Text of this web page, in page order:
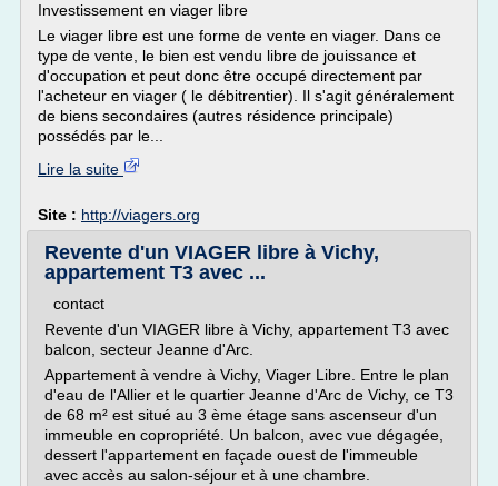
Investissement en viager libre
Le viager libre est une forme de vente en viager. Dans ce
type de vente, le bien est vendu libre de jouissance et
d'occupation et peut donc être occupé directement par
l'acheteur en viager ( le débitrentier). Il s'agit généralement
de biens secondaires (autres résidence principale)
possédés par le...
Lire la suite
Site : http://viagers.org
Revente d'un VIAGER libre à Vichy,
appartement T3 avec ...
contact
Revente d'un VIAGER libre à Vichy, appartement T3 avec
balcon, secteur Jeanne d'Arc.
Appartement à vendre à Vichy, Viager Libre. Entre le plan
d'eau de l'Allier et le quartier Jeanne d'Arc de Vichy, ce T3
de 68 m² est situé au 3 ème étage sans ascenseur d'un
immeuble en copropriété. Un balcon, avec vue dégagée,
dessert l'appartement en façade ouest de l'immeuble
avec accès au salon-séjour et à une chambre.